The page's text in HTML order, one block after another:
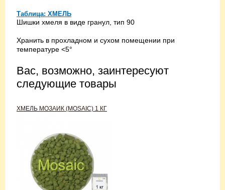
Таблица: ХМЕЛЬ
Шишки хмеля в виде гранул, тип 90
Хранить в прохладном и сухом помещении при
температуре <5°
Вас, возможно, заинтересуют
следующие товары
ХМЕЛЬ МОЗАИК (MOSAIC) 1 КГ